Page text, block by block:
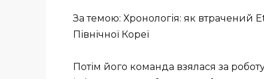
За темою: Хронологія: як
Північної Кореї
Потім його команда взялася за